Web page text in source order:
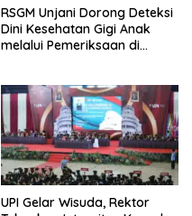
RSGM Unjani Dorong Deteksi
Dini Kesehatan Gigi Anak
melalui Pemeriksaan di
UPI Gelar Wisuda, Rektor